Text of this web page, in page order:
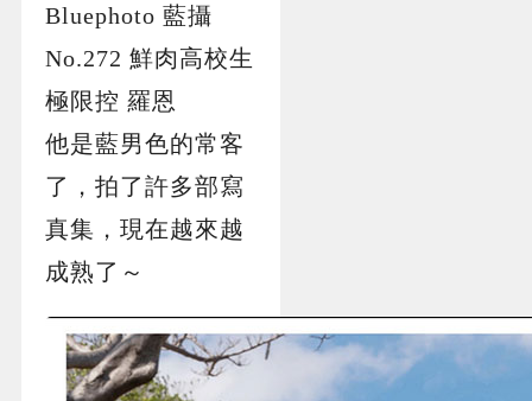
Bluephoto 藍攝
No.272 鮮肉高校生
極限控 羅恩
他是藍男色的常客
了，拍了許多部寫
真集，現在越來越
成熟了～